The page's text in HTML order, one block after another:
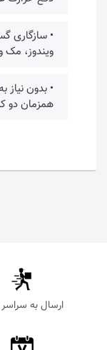
• سازگاری
ویندوز، مک
• بدون نیاز
همزمان دو
ارسال به سراسر